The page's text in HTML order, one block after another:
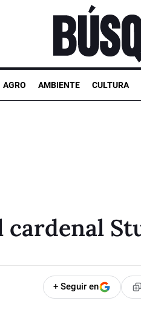
AGRO AMBIENTE CULTURA
cardenal
+ Seguir en